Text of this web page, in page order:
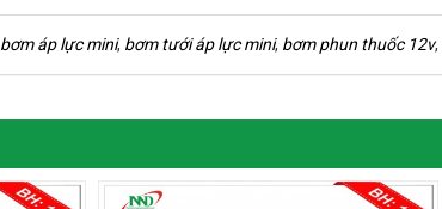
bơm áp lực mini, bơm tưới áp lực mini, bơm phun thuốc 12v,